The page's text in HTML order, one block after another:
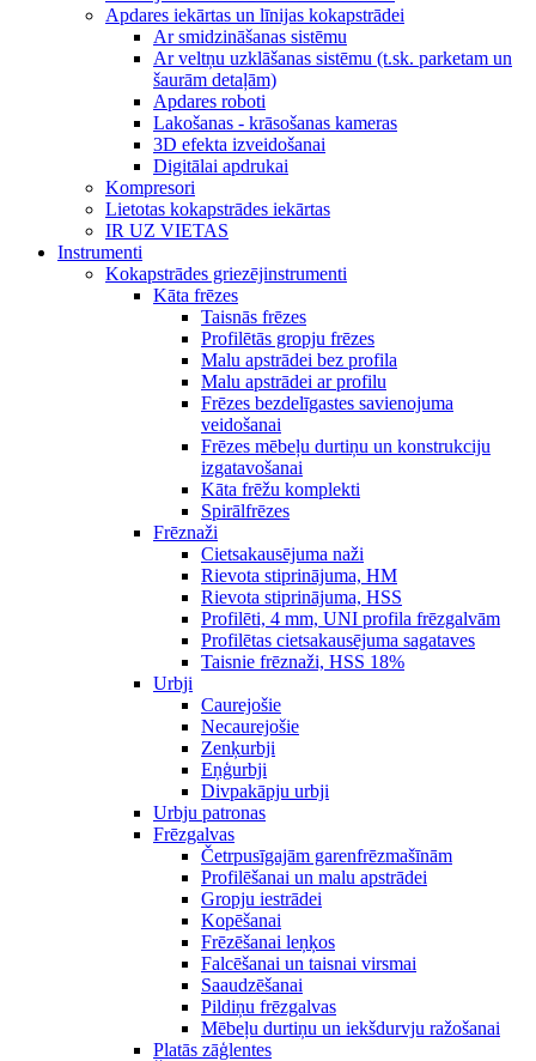
Apdares iekārtas un līnijas kokapstrādei
Ar smidzināšanas sistēmu
Ar veltņu uzklāšanas sistēmu (t.sk. parketam un
šaurām detaļām)
Apdares roboti
Lakošanas - krāsošanas kameras
3D efekta izveidošanai
Digitālai apdrukai
Kompresori
Lietotas kokapstrādes iekārtas
IR UZ VIETAS
Instrumenti
Kokapstrādes griezējinstrumenti
Kāta frēzes
Taisnās frēzes
Profilētās gropju frēzes
Malu apstrādei bez profila
Malu apstrādei ar profilu
Frēzes bezdelīgastes savienojuma
veidošanai
Frēzes mēbeļu durtiņu un konstrukciju
izgatavošanai
Kāta frēžu komplekti
Spirālfrēzes
Frēznaži
Cietsakausējuma naži
Rievota stiprinājuma, HM
Rievota stiprinājuma, HSS
Profilēti, 4 mm, UNI profila frēzgalvām
Profilētas cietsakausējuma sagataves
Taisnie frēznaži, HSS 18%
Urbji
Caurejošie
Necaurejošie
Zenķurbji
Eņģurbji
Divpakāpju urbji
Urbju patronas
Frēzgalvas
Četrpusīgajām garenfrēzmašīnām
Profilēšanai un malu apstrādei
Gropju iestrādei
Kopēšanai
Frēzēšanai leņķos
Falcēšanai un taisnai virsmai
Saaudzēšanai
Pildiņu frēzgalvas
Mēbeļu durtiņu un iekšdurvju ražošanai
Platās zāģlentes